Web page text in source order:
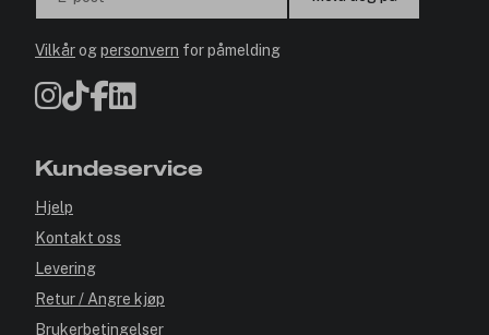
Vilkårogpersonvern for påmelding
Kundeservice
Hjelp
Kontakt oss
Levering
Retur / Angre kjøp
Brukerbetingelser